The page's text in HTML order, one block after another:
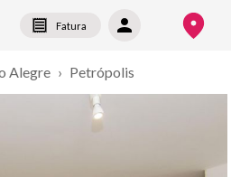
Fatura
Alegre › Petrópolis